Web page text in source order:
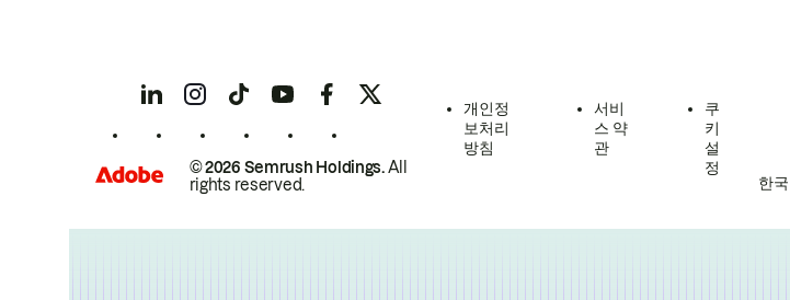
© 2026 Semrush Holdings.All
rights reserved.
개인정
보처리
방침
서비
스 약
관
쿠
키
설
정
한